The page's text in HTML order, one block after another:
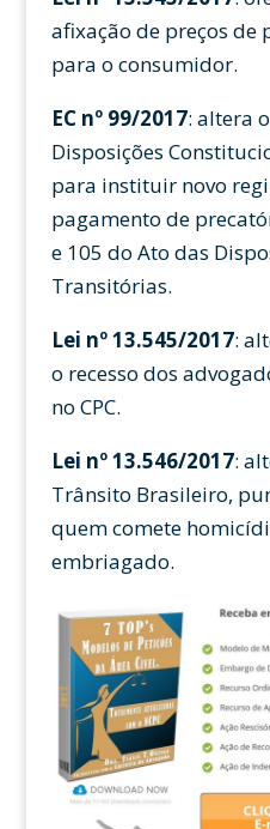
afixação de preços de
para o consumidor.
EC nº 99/2017: altera
Disposições
para instituir novo
pagamento de
e 105 do Ato das
Transitórias.
Lei nº 13.545/2017:
o recesso dos
no CPC.
Lei nº 13.546/2017:
Trânsito Brasileiro,
quem comete
embriagado.